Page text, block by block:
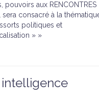
aux RENCONTRES
sera consacré à la
politiques et
» »